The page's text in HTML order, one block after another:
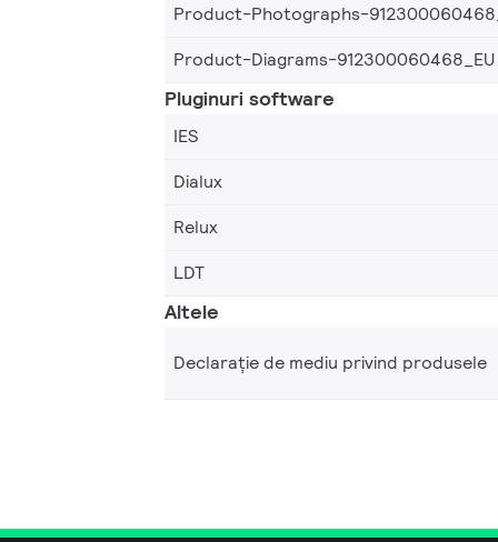
Product-Photographs-
Product-Diagrams-912300060468_EU
Pluginuri software
IES
Dialux
Relux
LDT
Altele
Declarație de mediu privind produsele